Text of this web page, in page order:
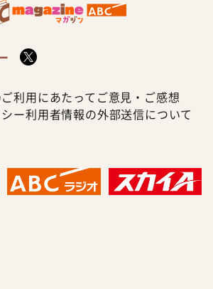
利用にあたって ご意見・ご感想
ー利用者情報の外部送信について